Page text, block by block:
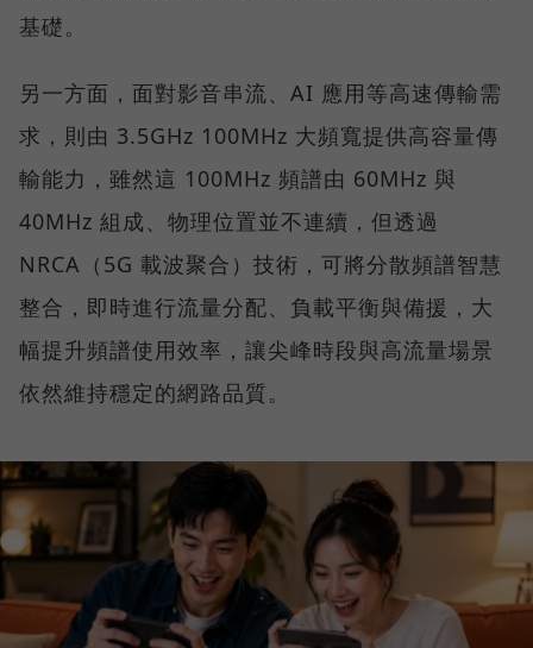
基礎。
另一方面，面對影音串流、AI 應用等高速傳輸需
求，則由 3.5GHz 100MHz 大頻寬提供高容量傳
輸能力，雖然這 100MHz 頻譜由 60MHz 與
40MHz 組成、物理位置並不連續，但透過
NRCA（5G 載波聚合）技術，可將分散頻譜智慧
整合，即時進行流量分配、負載平衡與備援，大
幅提升頻譜使用效率，讓尖峰時段與高流量場景
依然維持穩定的網路品質。